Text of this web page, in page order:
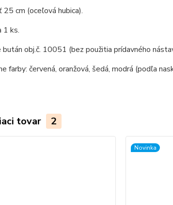
cm (oceľová hubica).
1 ks.
bután obj.č. 10051 (bez použitia prídavného
farby: červená, oranžová, šedá, modrá (podľa
tovar 2
Novinka